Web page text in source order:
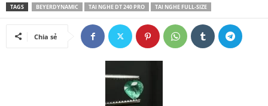
TAGS BEYERDYNAMIC TAI NGHE DT 240 PRO TAI NGHE FULL-SIZE
Chia sẻ